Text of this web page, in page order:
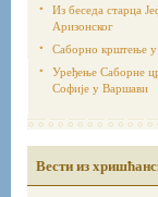
Из беседа старца
Аризонског
Саборно крштење у
Уређење Саборне
Софије у Варшави
Вести из